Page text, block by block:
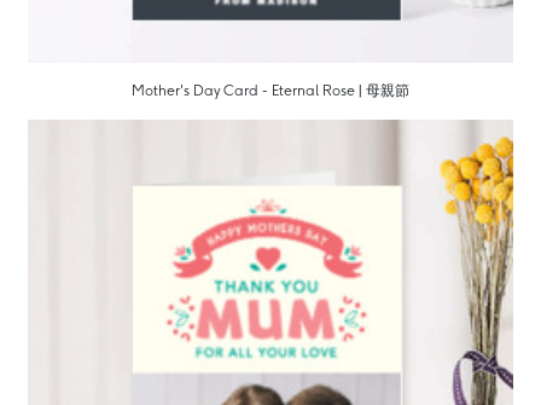
Mother's Day Card - Eternal Rose | 母親節